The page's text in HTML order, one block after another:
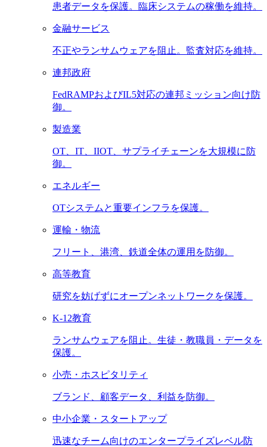
患者データを保護。臨床システムの稼働を維持。
金融サービス
不正やランサムウェアを阻止。監査対応を維持。
連邦政府
FedRAMPおよびIL5対応の連邦ミッション向け防
御。
製造業
OT、IT、IIOT、サプライチェーンを大規模に防
御。
エネルギー
OTシステムと重要インフラを保護。
運輸・物流
フリート、港湾、鉄道全体の運用を防御。
高等教育
研究を妨げずにオープンネットワークを保護。
K-12教育
ランサムウェアを阻止。生徒・教職員・データを
保護。
小売・ホスピタリティ
ブランド、顧客データ、利益を防御。
中小企業・スタートアップ
迅速なチーム向けのエンタープライズレベル防